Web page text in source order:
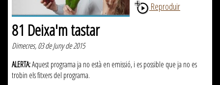
Reproduir
81 Deixa'm tastar
Dimecres, 03 de Juny de 2015
ALERTA:Aquest programa ja no està en emissió, i es possible que ja no es
trobin els fitxers del programa.